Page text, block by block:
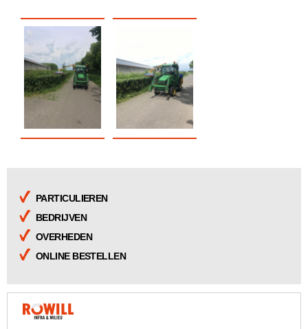
PARTICULIEREN
BEDRIJVEN
OVERHEDEN
ONLINE BESTELLEN